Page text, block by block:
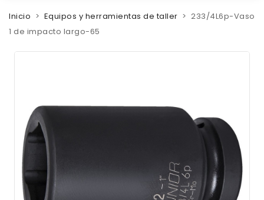
Inicio Equipos y herramientas de taller
233/4L6p-Vaso
1 de impacto largo-65